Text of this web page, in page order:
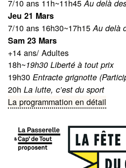
7/10 ans 11h~11h45Au delà
Jeu 21 Mars
7/10 ans 16h30~17h15Au delà
Sam 23 Mars
+14 ans/ Adultes
18h~19h30 Liberté à tout prix
19h30Entracte grignotte
20hLa lutte, c’est du sport
La programmation en détail